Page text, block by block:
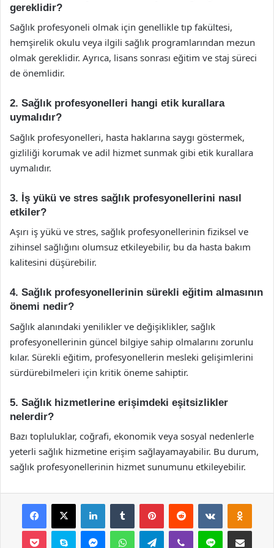
gereklidir?
Sağlık profesyoneli olmak için genellikle tıp fakültesi,
hemşirelik okulu veya ilgili sağlık programlarından mezun
olmak gereklidir. Ayrıca, lisans sonrası eğitim ve staj süreci
de önemlidir.
2. Sağlık profesyonelleri hangi etik kurallara
uymalıdır?
Sağlık profesyonelleri, hasta haklarına saygı göstermek,
gizliliği korumak ve adil hizmet sunmak gibi etik kurallara
uymalıdır.
3. İş yükü ve stres sağlık profesyonellerini nasıl
etkiler?
Aşırı iş yükü ve stres, sağlık profesyonellerinin fiziksel ve
zihinsel sağlığını olumsuz etkileyebilir, bu da hasta bakım
kalitesini düşürebilir.
4. Sağlık profesyonellerinin sürekli eğitim almasının
önemi nedir?
Sağlık alanındaki yenilikler ve değişiklikler, sağlık
profesyonellerinin güncel bilgiye sahip olmalarını zorunlu
kılar. Sürekli eğitim, profesyonellerin mesleki gelişimlerini
sürdürebilmeleri için kritik öneme sahiptir.
5. Sağlık hizmetlerine erişimdeki eşitsizlikler
nelerdir?
Bazı topluluklar, coğrafi, ekonomik veya sosyal nedenlerle
yeterli sağlık hizmetine erişim sağlayamayabilir. Bu durum,
sağlık profesyonellerinin hizmet sunumunu etkileyebilir.
Facebook
X LinkedInTumblr PinterestReddit VKontakte
Pocket Skype MessengerWhatsAppTelegramViber Line E-Posta ile